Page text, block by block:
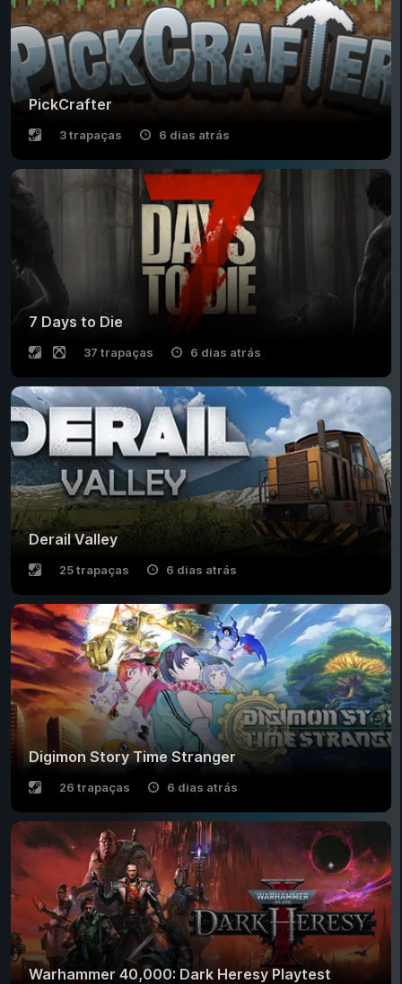
PickCrafter
3 trapaças 6 dias atrás
7 Days to Die
37 trapaças 6 dias atrás
Derail Valley
25 trapaças 6 dias atrás
Digimon Story Time Stranger
26 trapaças 6 dias atrás
Warhammer 40,000: Dark Heresy Playtest